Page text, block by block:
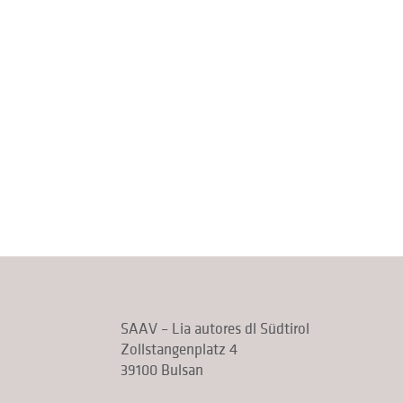
SAAV – Lia autores dl Südtirol
Zollstangenplatz 4
39100 Bulsan